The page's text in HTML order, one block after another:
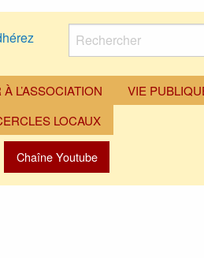
Rechercher
L’ASSOCIATION
VIE
LOCAUX
Chaîne Youtube